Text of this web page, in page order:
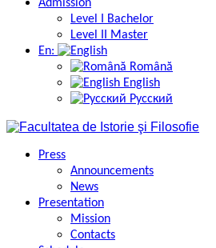
Admission
Level I Bachelor
Level II Master
En:
Română
English
Русский
Press
Announcements
News
Presentation
Mission
Contacts